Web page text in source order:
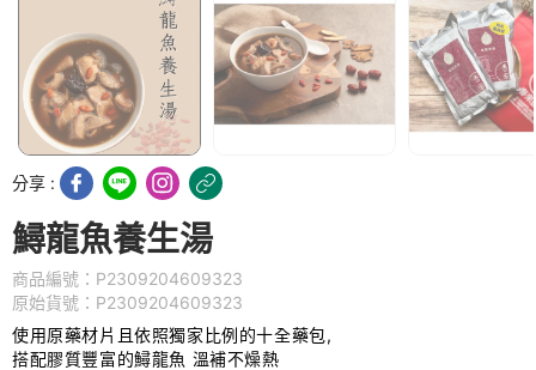
分享 :
鱘龍魚養生湯
商品編號：P2309204609323
原始貨號：P2309204609323
使用原藥材片且依照獨家比例的十全藥包,
搭配膠質豐富的鱘龍魚 溫補不燥熱